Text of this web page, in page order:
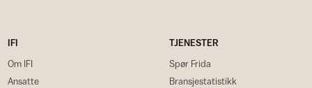
IFI
Om IFI
Ansatte
TJENESTER
Spør Frida
Bransjestatistikk